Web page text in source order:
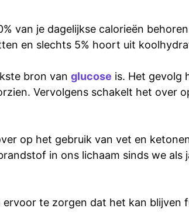
van je dagelijkse calorieën
en slechts 5% hoort uit
bron van glucose is. Het gevolg
Vervolgens schakelt het over
op het gebruik van vet en
in ons lichaam sinds we als
te zorgen dat het kan blijven